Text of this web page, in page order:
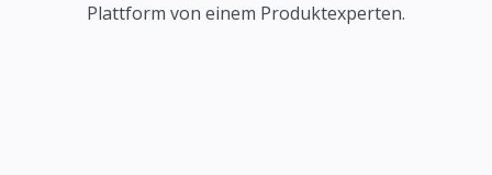
Plattform von einem Produktexperten.